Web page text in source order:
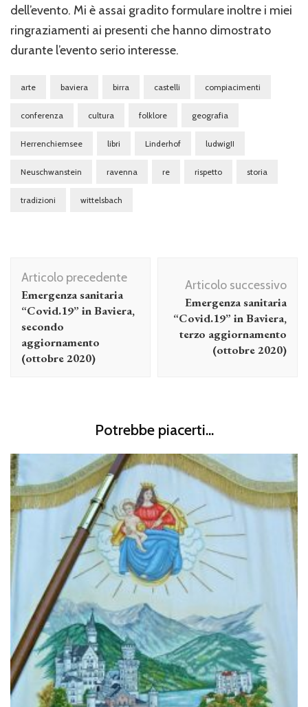
dell’evento. Mi è assai gradito formulare inoltre i miei
ringraziamenti ai presenti che hanno dimostrato
durante l’evento serio interesse.
arte baviera birra castelli compiacimenti
conferenza cultura folklore geografia
Herrenchiemsee libri Linderhof ludwigII
Neuschwanstein ravenna re rispetto storia
tradizioni wittelsbach
Navigazione
articolo
Articolo precedente
Emergenza sanitaria
“Covid.19” in Baviera,
secondo
aggiornamento
(ottobre 2020)
Articolo successivo
Emergenza sanitaria
“Covid.19” in Baviera,
terzo aggiornamento
(ottobre 2020)
Potrebbe piacerti...